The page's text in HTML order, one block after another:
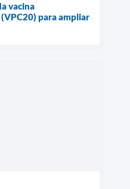
vacina
para ampliar